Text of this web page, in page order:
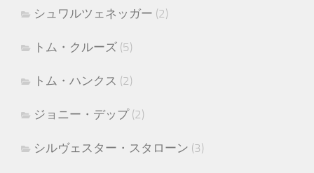
シュワルツェネッガー (2)
トム・クルーズ (5)
トム・ハンクス (2)
ジョニー・デップ(2)
シルヴェスター・スタローン (3)